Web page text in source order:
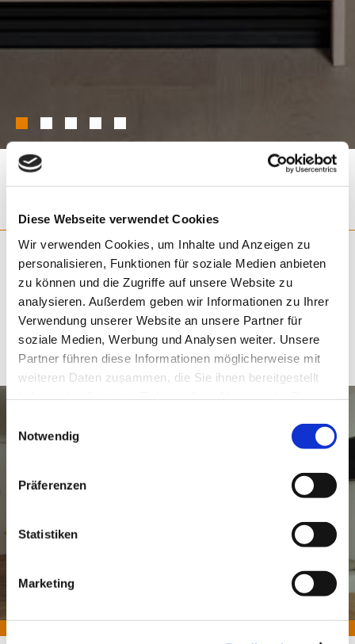
Diese Webseite verwendet Cookies
Wir verwenden Cookies, um Inhalte und Anzeigen zu
personalisieren, Funktionen für soziale Medien anbieten
zu können und die Zugriffe auf unsere Website zu
analysieren. Außerdem geben wir Informationen zu Ihrer
Verwendung unserer Website an unsere Partner für
soziale Medien, Werbung und Analysen weiter. Unsere
Partner führen diese Informationen möglicherweise mit
weiteren Daten zusammen, die Sie ihnen bereitgestellt
Notwendig
Präferenzen
Statistiken
Marketing
‹ ›